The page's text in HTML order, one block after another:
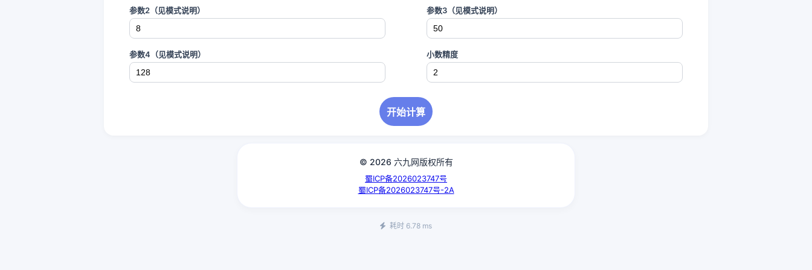
参数2（见模式说明） 参数3（见模式说明）
参数4（见模式说明） 小数精度
开始计算
© 2026 六九网版权所有
蜀ICP备2026023747号
蜀ICP备2026023747号-2A
耗时 6.78 ms